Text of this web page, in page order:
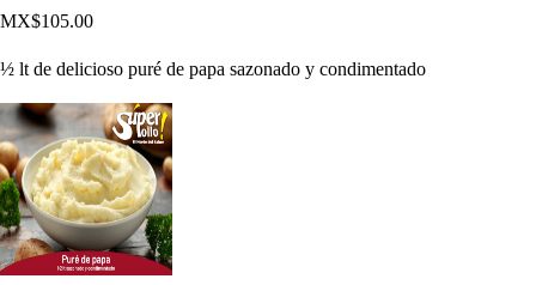
MX$105.00
½ lt de delicioso puré de papa sazonado y condimentado